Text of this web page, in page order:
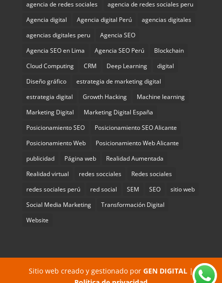
agencia de redes sociales
agencia de redes sociales peru
Agencia digital
Agencia digital Perú
agencias digitales
agencias digitales peru
Agencia SEO
Agencia SEO en Lima
Agencia SEO Perú
Blockchain
Cloud Computing
CRM Deep Learning
digital
Diseño gráfico
estrategia de marketing digital
estrategia digital
Growth Hacking
Machine learning
Marketing Digital
Marketing Digital España
Posicionamiento SEO
Posicionamiento SEO Alicante
Posicionamiento Web
Posicionamiento Web Alicante
publicidad
Página web
Realidad Aumentada
Realidad virtual
redes socciales
Redes sociales
redes sociales perú
red social SEM SEO
sitio web
Social Media Marketing
Transformación Digital
Website
Sitio web creado y gestionado por GEN DIGITAL|